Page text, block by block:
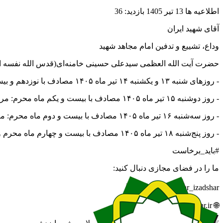
اطلاعیه ها 13 تیر 1405 بازدید: 36
آقای شهید ایران
وداع، تشییع و تدفین امام مجاهد شهید
حضرت آیت الله العظمی سیدعلی حسینی خامنه‌ای(قدس الله نفسه
- روزهای شنبه ۱۳ و یکشنبه ۱۴ تیر ماه ۱۴۰۵ مصادف با نوزدهم و بیستم ماه محرم: مراسم وداع با پیکر مطهر در مصلای امام خمینی(قدس‌ سره) تهران.
- روز دوشنبه ۱۵ تیر ماه ۱۴۰۵ مصادف با بیست‌ و یکم ماه محرم: مراسم تشییع در تهران.
- روز سه‌شنبه ۱۶ تیر ماه ۱۴۰۵ مصادف با بیست‌ و دوم ماه محرم: مراسم تشییع در شهر مقدس قم.
- روز پنج‌شنبه ۱۸ تیر ماه ۱۴۰۵ مصادف با بیست‌ و چهارم ماه محرم و شب شهادت امام سجاد(ع): مراسم تشییع در مشهد مقدس و تدفین در حرم ملکوتی امام‌ رضا(علیه‌ آلاف‌ التحیة و الثناء)
#باید_برخاست
ما را در فضای مجازی دنبال کنید:
🆔 eitaa.com/khabar_izadshar
🌐 izadshahr.ir